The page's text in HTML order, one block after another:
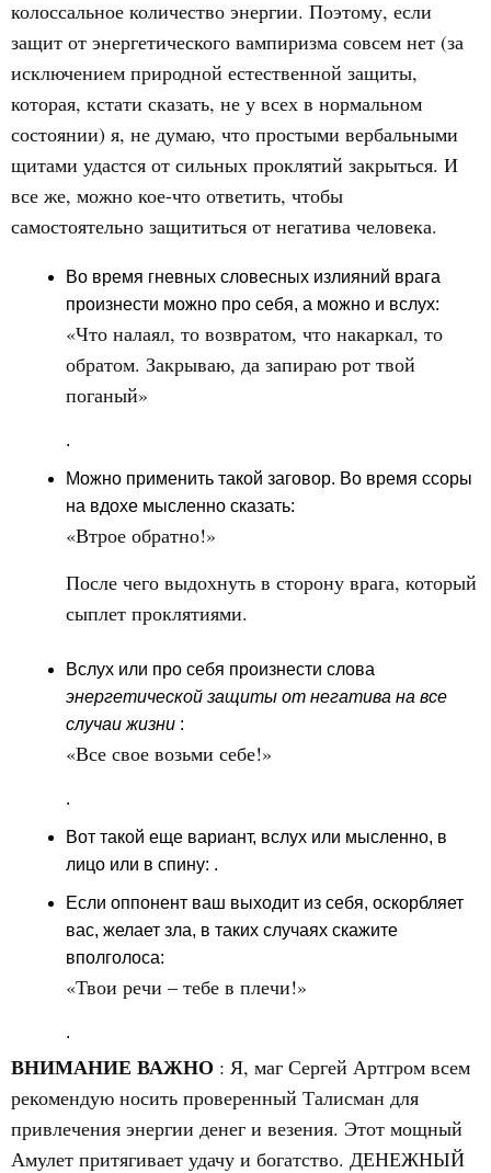
колоссальное количество энергии. Поэтому, если
защит от энергетического вампиризма совсем нет (за
исключением природной естественной защиты,
которая, кстати сказать, не у всех в нормальном
состоянии) я, не думаю, что простыми вербальными
щитами удастся от сильных проклятий закрыться. И
все же, можно кое-что ответить, чтобы
самостоятельно защититься от негатива человека.
Во время гневных словесных излияний врага
произнести можно про себя, а можно и вслух:
«Что налаял, то возвратом, что накаркал, то
обратом. Закрываю, да запираю рот твой
поганый»
.
Можно применить такой заговор. Во время ссоры
на вдохе мысленно сказать:
«Втрое обратно!»
После чего выдохнуть в сторону врага, который
сыплет проклятиями.
Вслух или про себя произнести слова
энергетической защиты от негатива на все
случаи жизни :
«Все свое возьми себе!»
.
Вот такой еще вариант, вслух или мысленно, в
лицо или в спину: .
Если оппонент ваш выходит из себя, оскорбляет
вас, желает зла, в таких случаях скажите
вполголоса:
«Твои речи – тебе в плечи!»
.
ВНИМАНИЕ ВАЖНО : Я, маг Сергей Артгром всем
рекомендую носить проверенный Талисман для
привлечения энергии денег и везения. Этот мощный
Амулет притягивает удачу и богатство. ДЕНЕЖНЫЙ